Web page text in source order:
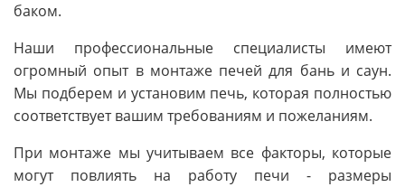
баком.
Наши профессиональные специалисты имеют
огромный опыт в монтаже печей для бань и саун.
Мы подберем и установим печь, которая полностью
соответствует вашим требованиям и пожеланиям.
При монтаже мы учитываем все факторы, которые
могут повлиять на работу печи - размеры